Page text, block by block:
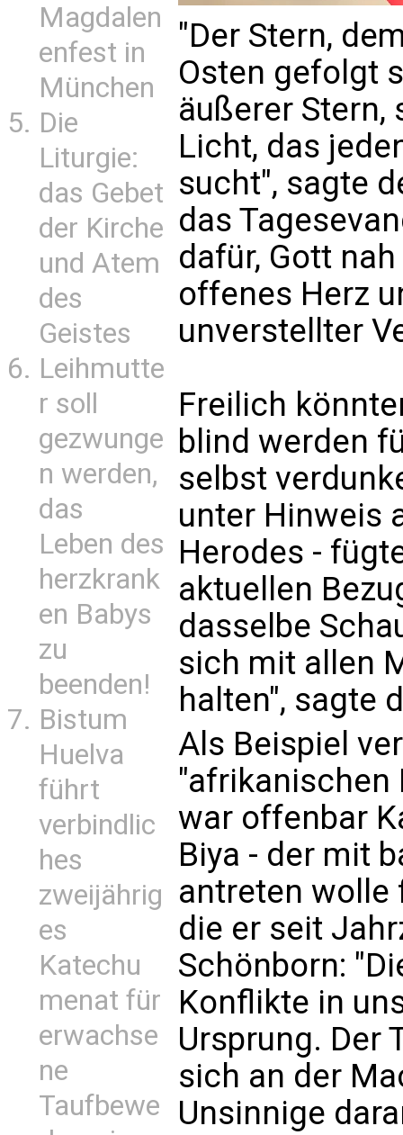
Magdalen
enfest in
München
Die
Liturgie:
das Gebet
der Kirche
und Atem
des
Geistes
Leihmutte
r soll
gezwunge
n werden,
das
Leben des
herzkrank
en Babys
zu
beenden!
Bistum
Huelva
führt
verbindlic
hes
zweijährig
es
Katechu
menat für
erwachse
ne
Taufbewe
"Der Stern,
Osten gefolgt
äußerer Stern,
Licht, das
sucht", sagte
das
dafür, Gott
offenes Herz
unverstellter
Freilich
blind werden
selbst
unter Hinweis
Herodes -
aktuellen
dasselbe
sich mit allen
halten", sagte
Als Beispiel
"afrikanischen
war offenbar
Biya - der mit
antreten wolle
die er seit
Schönborn:
Konflikte in
Ursprung. Der
sich an der
Unsinnige